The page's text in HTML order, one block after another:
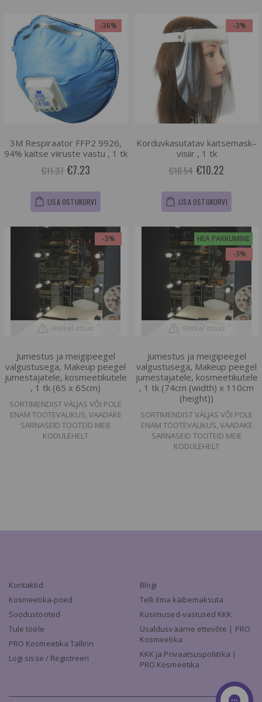
-36%
3M Respiraator FFP2 9926,
94% kaitse viiruste vastu , 1 tk
€11.37 €7.23
LISA OSTUKORVI
-3%
Korduvkasutatav kaitsemask–
visiir , 1 tk
€10.54 €10.22
LISA OSTUKORVI
-3%
Hetkel otsas
Jumestus ja meigipeegel
valgustusega, Makeup peegel
jumestajatele, kosmeetikutele
, 1 tk (65 x 65cm)
SORTIMENDIST VÄLJAS VÕI POLE
ENAM TOOTEVALIKUS, VAADAKE
SARNASEID TOOTEID MEIE
KODULEHELT
HEA PAKKUMINE
-3%
Hetkel otsas
Jumestus ja meigipeegel
valgustusega, Makeup peegel
jumestajatele, kosmeetikutele
, 1 tk (74cm (width) x 110cm
(height))
SORTIMENDIST VÄLJAS VÕI POLE
ENAM TOOTEVALIKUS, VAADAKE
SARNASEID TOOTEID MEIE
KODULEHELT
Kontaktid
Kosmeetika-poed
Soodustooted
Tule tööle
PRO Kosmeetika Tallinn
Logi sisse / Registreeri
Blogi
Telli ilma käibemaksuta
Küsimused-vastused KKK
Usaldusväärne ettevõte | PRO
Kosmeetika
KKK ja Privaatsuspoliitika |
PRO Kosmeetika